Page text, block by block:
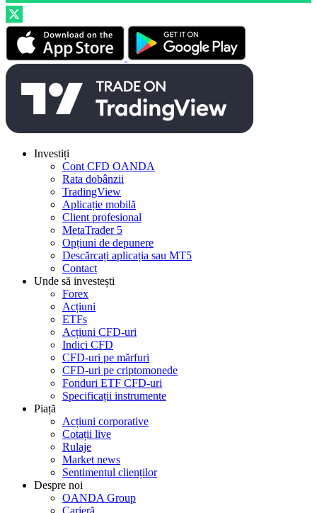
Investiți
Cont CFD OANDA
Rata dobânzii
TradingView
Aplicație mobilă
Client profesional
MetaTrader 5
Opțiuni de depunere
Descărcați aplicația sau MT5
Contact
Unde să investești
Forex
Acțiuni
ETFs
Acțiuni CFD-uri
Indici CFD
CFD-uri pe mărfuri
CFD-uri pe criptomonede
Fonduri ETF CFD-uri
Specificații instrumente
Piață
Acțiuni corporative
Cotații live
Rulaje
Market news
Sentimentul clienților
Despre noi
OANDA Group